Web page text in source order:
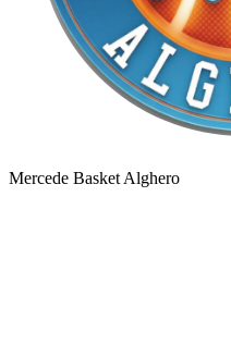
Mercede Basket Alghero